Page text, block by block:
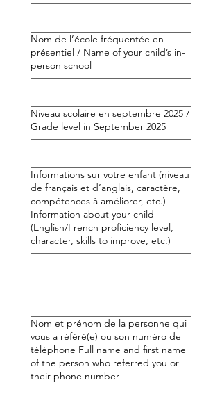
Nom de l’école fréquentée en
présentiel / Name of your child’s in-
person school
Niveau scolaire en septembre 2025 /
Grade level in September 2025
Informations sur votre enfant (niveau
de français et d’anglais, caractère,
compétences à améliorer, etc.)
Information about your child
(English/French proficiency level,
character, skills to improve, etc.)
Nom et prénom de la personne qui
vous a référé(e) ou son numéro de
téléphone Full name and first name
of the person who referred you or
their phone number